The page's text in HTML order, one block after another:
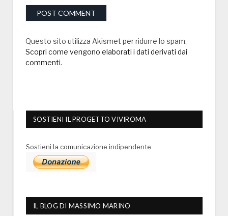
Questo sito utilizza Akismet per ridurre lo spam.
Scopri come vengono elaborati i dati derivati dai
commenti.
SOSTIENI IL PROGETTO VIVIROMA
Sostieni la comunicazione indipendente
IL BLOG DI MASSIMO MARINO